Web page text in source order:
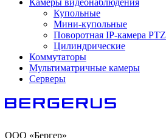
Купольные
Мини-купольные
Поворотная IP-камера PTZ
Цилиндрические
Коммутаторы
Мультиматричные камеры
Серверы
ООО «Бергер»